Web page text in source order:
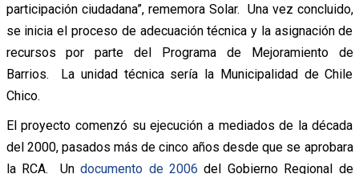
participación ciudadana”, rememora Solar. Una vez concluido,
se inicia el proceso de adecuación técnica y la asignación de
recursos por parte del Programa de Mejoramiento de
Barrios. La unidad técnica sería la Municipalidad de Chile
Chico.
El proyecto comenzó su ejecución a mediados de la década
del 2000, pasados más de cinco años desde que se aprobara
la RCA. Undocumento de 2006 del Gobierno Regional de